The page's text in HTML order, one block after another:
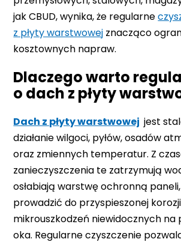
jak CBUD, wynika, że regularne
z płyty warstwowej znacząco
kosztownych napraw.
Dlaczego warto
o dach z płyty
Dach z płyty warstwowej jest
działanie wilgoci, pyłów, osadów
oraz zmiennych temperatur. Z
zanieczyszczenia te zatrzymują
osłabiają warstwę ochronną
prowadzić do przyspieszonej
mikrouszkodzeń niewidocznych na
oka. Regularne czyszczenie